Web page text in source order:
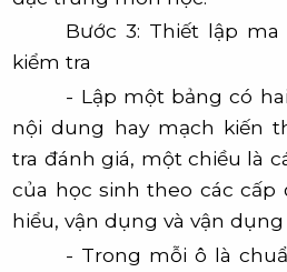
Bước 3: Thiết lập
kiểm tra
- Lập một bảng có
nội dung hay mạch kiến
tra đánh giá, một chiều là
của học sinh theo các cấp
hiểu, vận dụng và vận dụng
- Trong mỗi ô là